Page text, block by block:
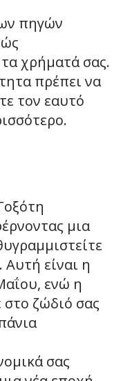
πηγών
τα χρήματά σας.
πρέπει να
τον εαυτό
μια
είναι η
ενώ η
ζώδιό σας
σας